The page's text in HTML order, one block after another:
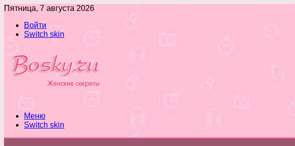
Пятница, 7 августа 2026
Войти
Switch skin
Меню
Switch skin